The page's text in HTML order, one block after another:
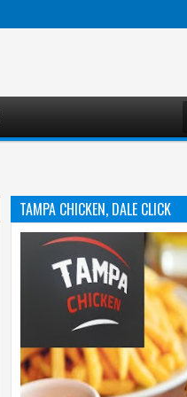
TAMPA CHICKEN, DALE CLICK